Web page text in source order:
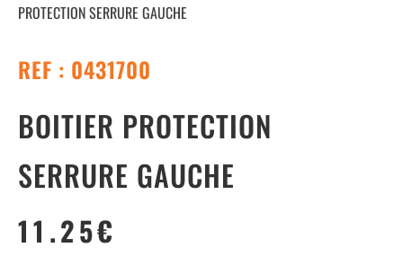
PROTECTION SERRURE GAUCHE
REF : 0431700
BOITIER PROTECTION
SERRURE GAUCHE
11.25€